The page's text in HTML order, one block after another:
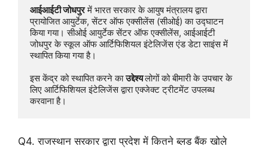
आईआईटी जोधपुर में भारत सरकार के आयुष मंत्रालय द्वारा
प्रायोजित आयुर्टेक, सेंटर ऑफ एक्सीलेंस (सीओई) का उद्घाटन
किया गया। सीओई आयुर्टेक सेंटर ऑफ एक्सीलेंस, आईआईटी
जोधपुर के स्कूल ऑफ आर्टिफिशियल इंटेलिजेंस एंड डेटा साइंस में
स्थापित किया गया है।
इस केंद्र को स्थापित करने का उद्देश्य लोगों को बीमारी के उपचार के
लिए आर्टिफिशियल इंटेलिजेंस द्वारा एक्जेक्ट ट्रीटमेंट उपलब्ध
करवाना है।
Q4. राजस्थान सरकार द्वारा प्रदेश में कितने ब्लड बैंक खोले